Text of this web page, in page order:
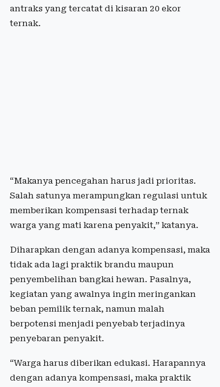
antraks yang tercatat di kisaran 20 ekor
ternak.
“Makanya pencegahan harus jadi prioritas.
Salah satunya merampungkan regulasi untuk
memberikan kompensasi terhadap ternak
warga yang mati karena penyakit,” katanya.
Diharapkan dengan adanya kompensasi, maka
tidak ada lagi praktik brandu maupun
penyembelihan bangkai hewan. Pasalnya,
kegiatan yang awalnya ingin meringankan
beban pemilik ternak, namun malah
berpotensi menjadi penyebab terjadinya
penyebaran penyakit.
“Warga harus diberikan edukasi. Harapannya
dengan adanya kompensasi, maka praktik